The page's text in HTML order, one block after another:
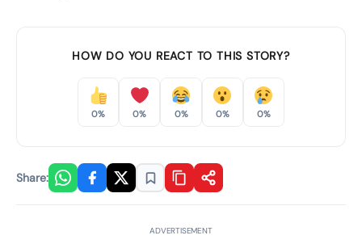
HOW DO YOU REACT TO THIS STORY?
0% 0% 0% 0% 0%
Share:
ADVERTISEMENT